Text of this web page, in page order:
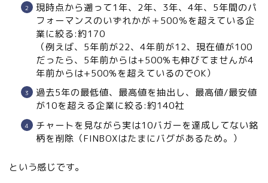
現時点から遡って1年、2年、3年、4年、5年間のパ
フォーマンスのいずれかが＋500％を超えている企
業に絞る:約170
（例えば、5年前が22、4年前が12、現在値が100
だったら、5年前からは+500%も伸びてませんが4
年前からは+500%を超えているのでOK）
過去5年の最低値、最高値を抽出し、最高値/最安値
が10を超える企業に絞る:約140社
チャートを見ながら実は10バガーを達成してない銘
柄を削除（FINBOXはたまにバグがあるため。）
という感じです。